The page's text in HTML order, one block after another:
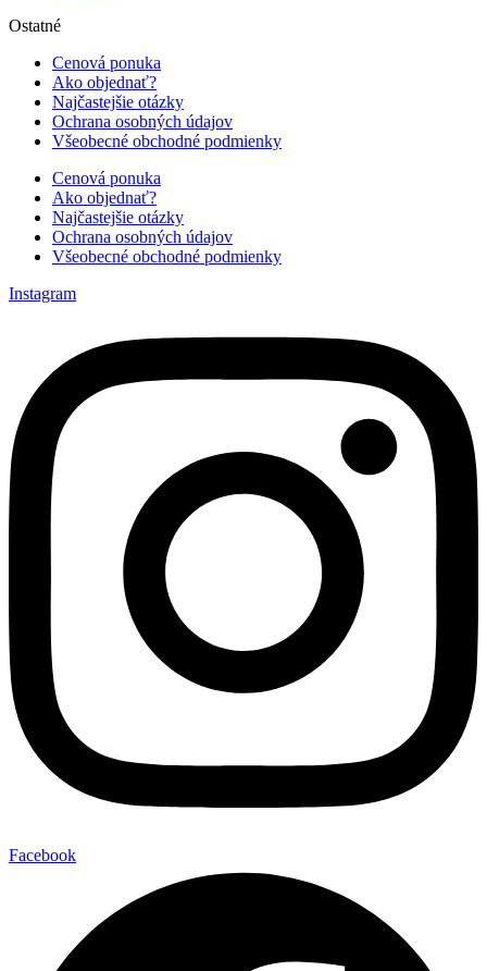
Ostatné
Cenová ponuka
Ako objednať?
Najčastejšie otázky
Ochrana osobných údajov
Všeobecné obchodné podmienky
Cenová ponuka
Ako objednať?
Najčastejšie otázky
Ochrana osobných údajov
Všeobecné obchodné podmienky
Instagram
Facebook